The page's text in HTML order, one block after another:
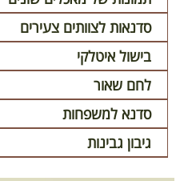
סדנאות לצוותים צעירים
בישול איטלקי
לחם שאור
סדנא למשפחות
גיבון גבינות